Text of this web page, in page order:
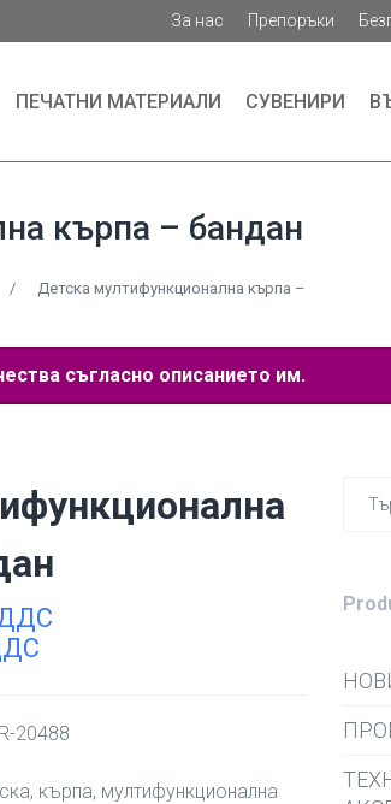
За нас Препоръки
ПЕЧАТНИ МАТЕРИАЛИ СУВЕНИРИ
кърпа – бандан
/ Детска мултифункционална кърпа –
съгласно описанието им.
ДДС
20488
, кърпа, мултифункционална